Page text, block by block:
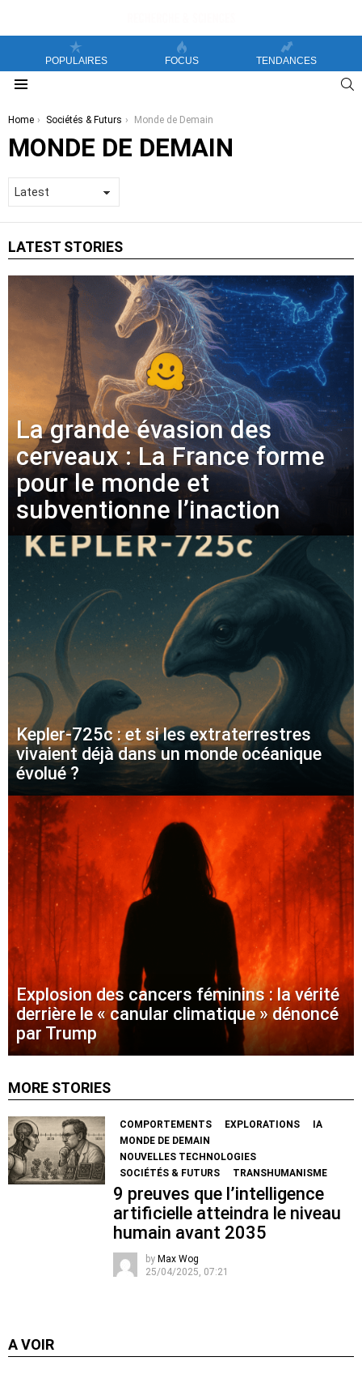
POPULAIRES FOCUS TENDANCES
You are here:
Home Sociétés & Futurs Monde de Demain
MONDE DE DEMAIN
LATEST STORIES
La grande évasion des
cerveaux : La France forme
pour le monde et
subventionne l’inaction
Kepler-725c : et si les extraterrestres
vivaient déjà dans un monde océanique
évolué ?
Explosion des cancers féminins : la vérité
derrière le « canular climatique » dénoncé
par Trump
MORE STORIES
COMPORTEMENTS EXPLORATIONS
IA
MONDE DE DEMAIN
NOUVELLES TECHNOLOGIES
SOCIÉTÉS & FUTURS
TRANSHUMANISME
9 preuves que l’intelligence
artificielle atteindra le niveau
humain avant 2035
by Max Wog
25/04/2025, 07:21
A VOIR